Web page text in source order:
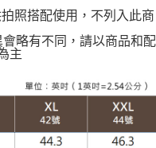
照搭配使用，不列入此商
略有不同，請以商品和配
主